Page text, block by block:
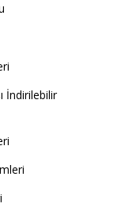
İndirilebilir